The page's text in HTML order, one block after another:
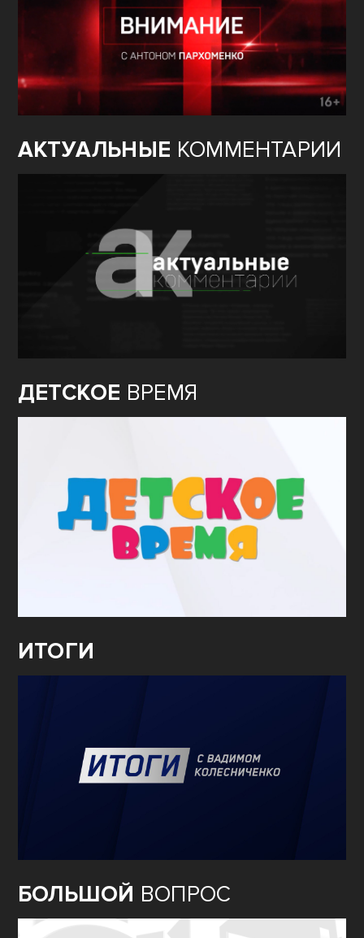
АКТУАЛЬНЫЕ КОММЕНТАРИИ
ДЕТСКОЕ ВРЕМЯ
ИТОГИ
БОЛЬШОЙ ВОПРОС